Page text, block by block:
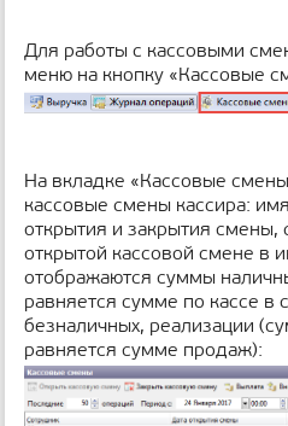
ы
Для работы с кассовыми
меню на кнопку «Кассовые
На вкладке «Кассовые
кассовые смены кассира:
открытия и закрытия
открытой кассовой смене в
отображаются суммы
равняется сумме по кассе в
безналичных, реализации
равняется сумме продаж):